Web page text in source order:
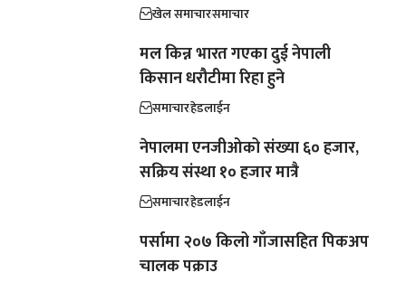
खेल समाचारसमाचार
मल किन्न भारत गएका दुई नेपाली
किसान धरौटीमा रिहा हुने
समाचारहेडलाईन
नेपालमा एनजीओको संख्या ६० हजार,
सक्रिय संस्था १० हजार मात्रै
समाचारहेडलाईन
पर्सामा २०७ किलो गाँजासहित पिकअप
चालक पक्राउ